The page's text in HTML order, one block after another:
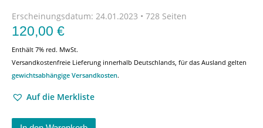
Erscheinungsdatum: 24.01.2023 • 728 Seiten
120,00 €
Enthält 7% red. MwSt.
Versandkostenfreie Lieferung innerhalb Deutschlands, für das Ausland gelten
gewichtsabhängige Versandkosten.
Auf die Merkliste